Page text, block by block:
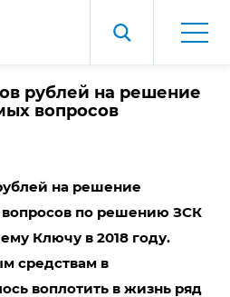
рублей на решение
вопросов
на решение
по решению ЗСК
Ключу в 2018 году.
средствам в
воплотить в жизнь ряд